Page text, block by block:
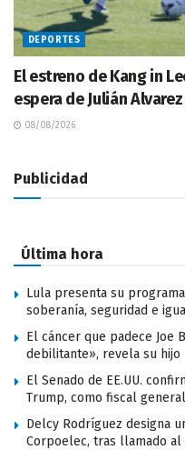
DEPORTES
El estreno de Kang in
espera de Julián Alvarez
08/08/2026
Publicidad
Última hora
Lula presenta su
soberanía, seguridad e
El cáncer que padece Joe
debilitante», revela su hijo
El Senado de EE.UU.
Trump, como fiscal general
Delcy Rodríguez designa
Corpoelec, tras llamado al